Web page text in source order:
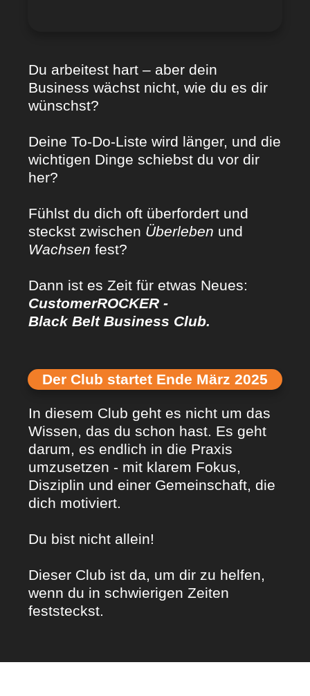
Du arbeitest hart – aber dein
Business wächst nicht, wie du es dir
wünschst?
Deine To-Do-Liste wird länger, und die
wichtigen Dinge schiebst du vor dir
her?
Fühlst du dich oft überfordert und
steckst zwischen Überleben und
Wachsen fest?
Dann ist es Zeit für etwas Neues:
CustomerROCKER -
Black Belt Business Club.
Der Club startet Ende März 2025
In diesem Club geht es nicht um das
Wissen, das du schon hast. Es geht
darum, es endlich in die Praxis
umzusetzen - mit klarem Fokus,
Disziplin und einer Gemeinschaft, die
dich motiviert.
Du bist nicht allein!
Dieser Club ist da, um dir zu helfen,
wenn du in schwierigen Zeiten
feststeckst.